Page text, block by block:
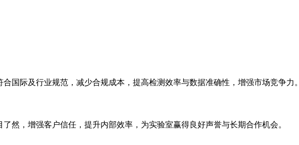
国际及行业规范，减少合规成本，提高检测效率与数据准确性，增强市场竞争力。
然，增强客户信任，提升内部效率，为实验室赢得良好声誉与长期合作机会。